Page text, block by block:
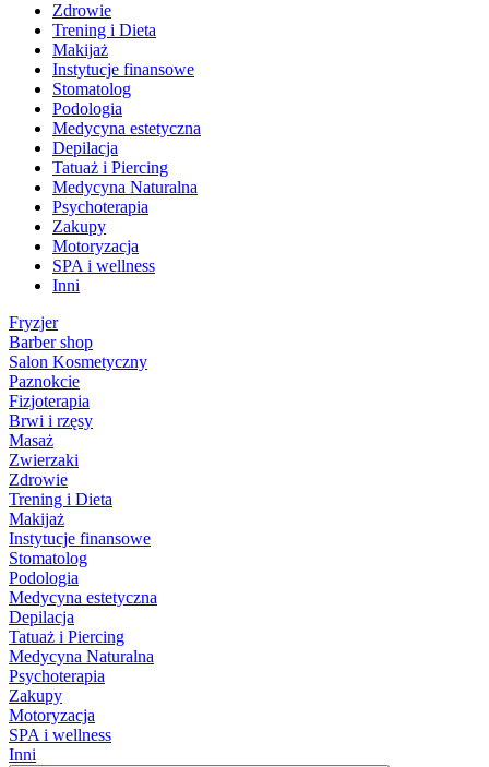
Zdrowie
Trening i Dieta
Makijaż
Instytucje finansowe
Stomatolog
Podologia
Medycyna estetyczna
Depilacja
Tatuaż i Piercing
Medycyna Naturalna
Psychoterapia
Zakupy
Motoryzacja
SPA i wellness
Inni
Fryzjer
Barber shop
Salon Kosmetyczny
Paznokcie
Fizjoterapia
Brwi i rzęsy
Masaż
Zwierzaki
Zdrowie
Trening i Dieta
Makijaż
Instytucje finansowe
Stomatolog
Podologia
Medycyna estetyczna
Depilacja
Tatuaż i Piercing
Medycyna Naturalna
Psychoterapia
Zakupy
Motoryzacja
SPA i wellness
Inni